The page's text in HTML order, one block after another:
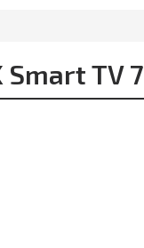
Smart TV